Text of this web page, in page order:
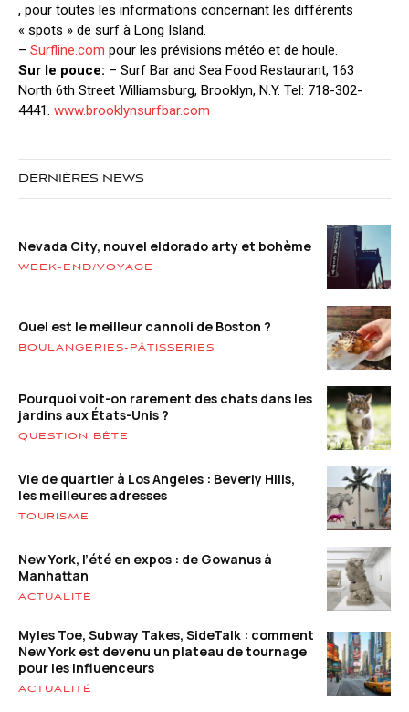
, pour toutes les informations concernant les différents
« spots » de surf à Long Island.
– Surfline.com pour les prévisions météo et de houle.
Sur le pouce: – Surf Bar and Sea Food Restaurant, 163
North 6th Street Williamsburg, Brooklyn, N.Y. Tel: 718-302-
4441. www.brooklynsurfbar.com
DERNIÈRES NEWS
Nevada City, nouvel eldorado arty et bohème
WEEK-END/VOYAGE
Quel est le meilleur cannoli de Boston ?
BOULANGERIES-PÂTISSERIES
Pourquoi voit-on rarement des chats dans les
jardins aux États-Unis ?
QUESTION BÊTE
Vie de quartier à Los Angeles : Beverly Hills,
les meilleures adresses
TOURISME
New York, l’été en expos : de Gowanus à
Manhattan
ACTUALITÉ
Myles Toe, Subway Takes, SideTalk : comment
New York est devenu un plateau de tournage
pour les influenceurs
ACTUALITÉ